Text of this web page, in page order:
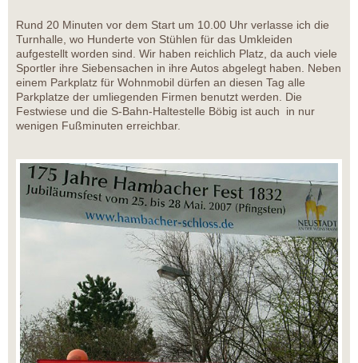
Rund 20 Minuten vor dem Start um 10.00 Uhr verlasse ich die
Turnhalle, wo Hunderte von Stühlen für das Umkleiden
aufgestellt worden sind. Wir haben reichlich Platz, da auch viele
Sportler ihre Siebensachen in ihre Autos abgelegt haben. Neben
einem Parkplatz für Wohnmobil dürfen an diesen Tag alle
Parkplatze der umliegenden Firmen benutzt werden. Die
Festwiese und die S-Bahn-Haltestelle Böbig ist auch in nur
wenigen Fußminuten erreichbar.